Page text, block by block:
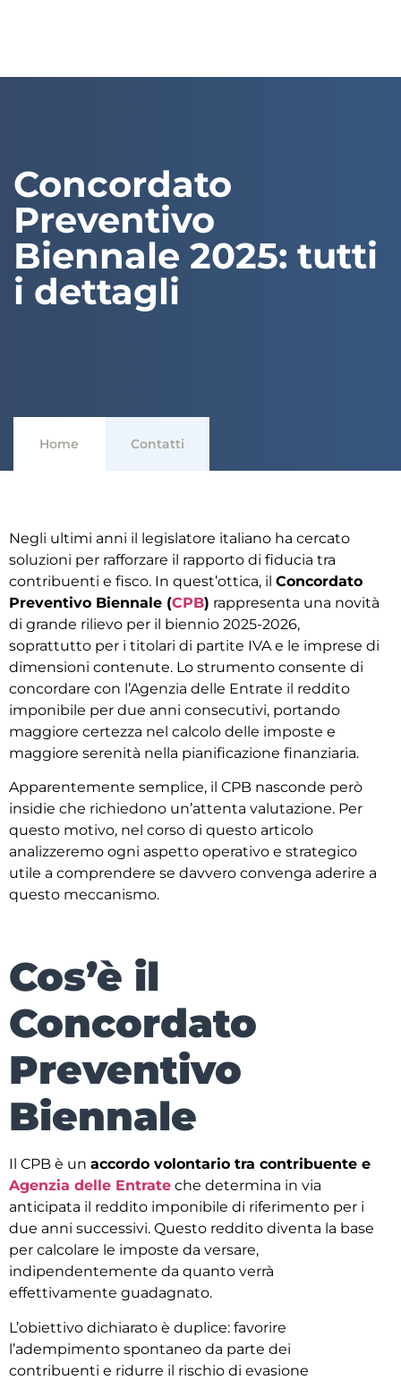
Concordato
Preventivo
Biennale 2025: tutti
i dettagli
Home Contatti
Negli ultimi anni il legislatore italiano ha cercato
soluzioni per rafforzare il rapporto di fiducia tra
contribuenti e fisco. In quest’ottica, il Concordato
Preventivo Biennale (CPB) rappresenta una novità
di grande rilievo per il biennio 2025-2026,
soprattutto per i titolari di partite IVA e le imprese di
dimensioni contenute. Lo strumento consente di
concordare con l’Agenzia delle Entrate il reddito
imponibile per due anni consecutivi, portando
maggiore certezza nel calcolo delle imposte e
maggiore serenità nella pianificazione finanziaria.
Apparentemente semplice, il CPB nasconde però
insidie che richiedono un’attenta valutazione. Per
questo motivo, nel corso di questo articolo
analizzeremo ogni aspetto operativo e strategico
utile a comprendere se davvero convenga aderire a
questo meccanismo.
Cos’è il
Concordato
Preventivo
Biennale
Il CPB è un accordo volontario tra contribuente e
Agenzia delle Entrate che determina in via
anticipata il reddito imponibile di riferimento per i
due anni successivi. Questo reddito diventa la base
per calcolare le imposte da versare,
indipendentemente da quanto verrà
effettivamente guadagnato.
L’obiettivo dichiarato è duplice: favorire
l’adempimento spontaneo da parte dei
contribuenti e ridurre il rischio di evasione